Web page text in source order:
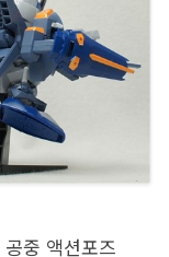
중 액션포즈